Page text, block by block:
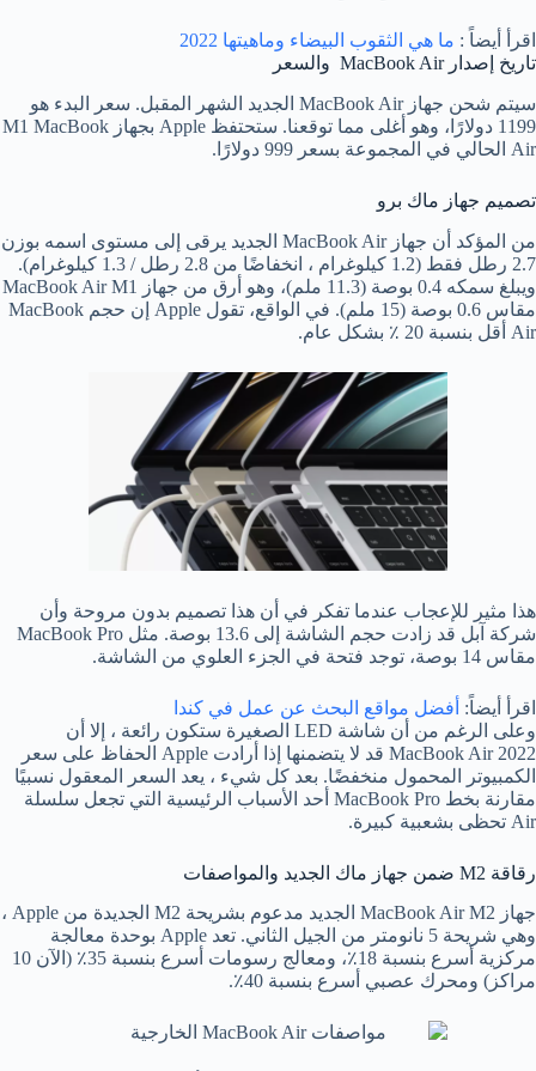
اقرأ أيضاً : ما هي الثقوب البيضاء وماهيتها 2022
تاريخ إصدار MacBook Air والسعر
سيتم شحن جهاز MacBook Air الجديد الشهر المقبل. سعر البدء هو
1199 دولارًا، وهو أغلى مما توقعنا. ستحتفظ Apple بجهاز M1 MacBook
Air الحالي في المجموعة بسعر 999 دولارًا.
تصميم جهاز ماك برو
من المؤكد أن جهاز MacBook Air الجديد يرقى إلى مستوى اسمه بوزن
2.7 رطل فقط (1.2 كيلوغرام ، انخفاضًا من 2.8 رطل / 1.3 كيلوغرام).
ويبلغ سمكه 0.4 بوصة (11.3 ملم)، وهو أرق من جهاز MacBook Air M1
مقاس 0.6 بوصة (15 ملم). في الواقع، تقول Apple إن حجم MacBook
Air أقل بنسبة 20 ٪ بشكل عام.
هذا مثير للإعجاب عندما تفكر في أن هذا تصميم بدون مروحة وأن
شركة آبل قد زادت حجم الشاشة إلى 13.6 بوصة. مثل MacBook Pro
مقاس 14 بوصة، توجد فتحة في الجزء العلوي من الشاشة.
اقرأ أيضاً: أفضل مواقع البحث عن عمل في كندا
وعلى الرغم من أن شاشة LED الصغيرة ستكون رائعة ، إلا أن
MacBook Air 2022 قد لا يتضمنها إذا أرادت Apple الحفاظ على سعر
الكمبيوتر المحمول منخفضًا. بعد كل شيء ، يعد السعر المعقول نسبيًا
مقارنة بخط MacBook Pro أحد الأسباب الرئيسية التي تجعل سلسلة
Air تحظى بشعبية كبيرة.
رقاقة M2 ضمن جهاز ماك الجديد والمواصفات
جهاز MacBook Air M2 الجديد مدعوم بشريحة M2 الجديدة من Apple ،
وهي شريحة 5 نانومتر من الجيل الثاني. تعد Apple بوحدة معالجة
مركزية أسرع بنسبة 18٪، ومعالج رسومات أسرع بنسبة 35٪ (الآن 10
مراكز) ومحرك عصبي أسرع بنسبة 40٪.